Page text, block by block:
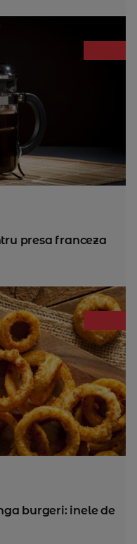
presa franceza
burgeri: inele de